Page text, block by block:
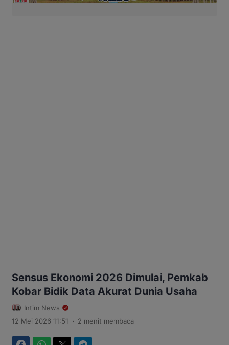
Sensus Ekonomi 2026 Dimulai, Pemkab
Kobar Bidik Data Akurat Dunia Usaha
Intim News
12 Mei 2026 11:51
. 2 menit membaca